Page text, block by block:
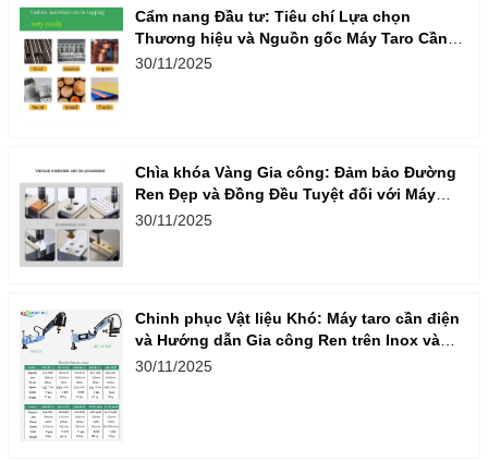
Cẩm nang Đầu tư: Tiêu chí Lựa chọn
Thương hiệu và Nguồn gốc Máy Taro Cần
Điện Nhập khẩu
30/11/2025
Chìa khóa Vàng Gia công: Đảm bảo Đường
Ren Đẹp và Đồng Đều Tuyệt đối với Máy
Taro Cần Điện
30/11/2025
Chinh phục Vật liệu Khó: Máy taro cần điện
và Hướng dẫn Gia công Ren trên Inox và
Nhôm
30/11/2025